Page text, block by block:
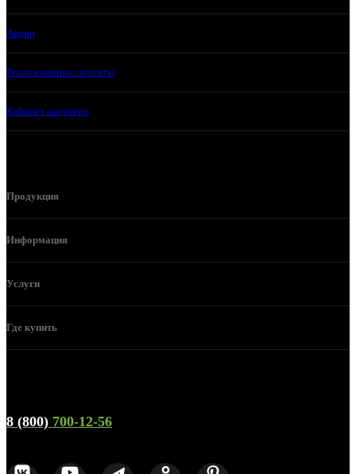
Акции
Реализованные проекты
Кабинет партнера
Продукция
Информация
Услуги
Где купить
8 (800) 700-12-56